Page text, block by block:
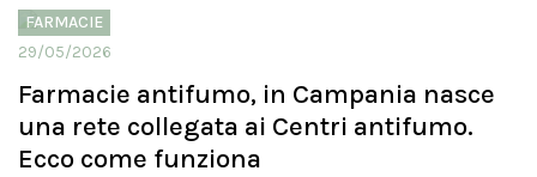
FARMACIE
29/05/2026
Farmacie antifumo, in Campania nasce
una rete collegata ai Centri antifumo.
Ecco come funziona